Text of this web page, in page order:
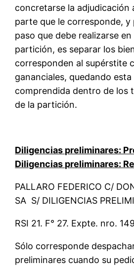
concretarse la adjudicación
parte que le corresponde, y
paso que debe realizarse
partición, es separar los
corresponden al supérstite
gananciales, quedando
comprendida dentro de los
de la partición.
Diligencias preliminares:
Diligencias preliminares:
PALLARO FEDERICO C/
SA S/ DILIGENCIAS
RSI 21. F° 27. Expte. nro.
Sólo corresponde
preliminares cuando su